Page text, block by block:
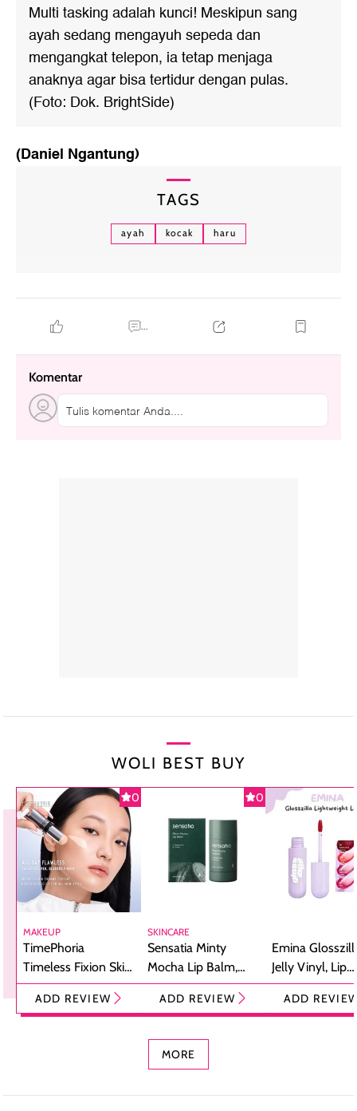
Multi tasking adalah kunci! Meskipun sang
ayah sedang mengayuh sepeda dan
mengangkat telepon, ia tetap menjaga
anaknya agar bisa tertidur dengan pulas.
(Foto: Dok. BrightSide)
(Daniel Ngantung)
TAGS
ayah kocak haru
...
Komentar
Tulis komentar Anda....
WOLI BEST BUY
0
MAKEUP
TimePhoria
Timeless Fixion Skin
Tint Stick,
Foundation dan
ADD REVIEW
0
SKINCARE
Sensatia Minty
Mocha Lip Balm,
Pelembap Bibir
dengan Aroma
ADD REVIEW
Emina
Jelly Vinyl, Lip
Cream Glossy
Ringan
ADD
MORE